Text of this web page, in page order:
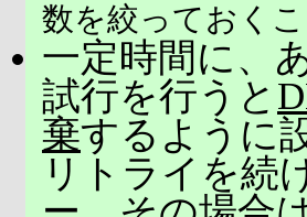
数を絞っておくこ
一定時間に、
試行を行うと
棄するように
リトライを続